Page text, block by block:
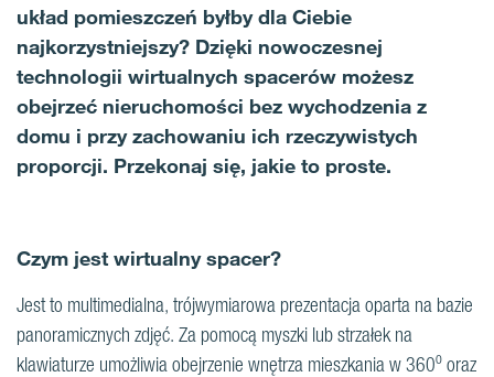
układ pomieszczeń byłby dla Ciebie
najkorzystniejszy? Dzięki nowoczesnej
technologii wirtualnych spacerów możesz
obejrzeć nieruchomości bez wychodzenia z
domu i przy zachowaniu ich rzeczywistych
proporcji. Przekonaj się, jakie to proste.
Czym jest wirtualny spacer?
Jest to multimedialna, trójwymiarowa prezentacja oparta na bazie
panoramicznych zdjęć. Za pomocą myszki lub strzałek na
klawiaturze umożliwia obejrzenie wnętrza mieszkania w 360o oraz